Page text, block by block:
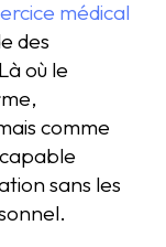
médical
des
où le
comme
sans les